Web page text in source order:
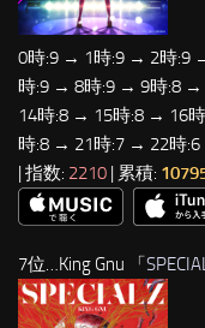
0時:9 → 1時:9 → 2時:9
時:9 → 8時:9 → 9時:8
14時:8 → 15時:8 → 16
時:8 → 21時:7 → 22時
| 指数: 2210 | 累積:
7位…King Gnu 「